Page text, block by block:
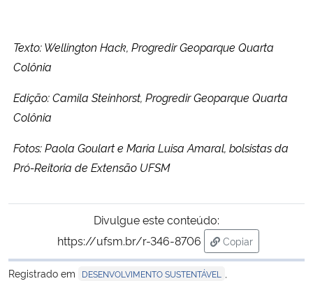
Texto: Wellington Hack, Progredir Geoparque Quarta
Colônia
Edição: Camila Steinhorst, Progredir Geoparque Quarta
Colônia
Fotos: Paola Goulart e Maria Luisa Amaral, bolsistas da
Pró-Reitoria de Extensão UFSM
Divulgue este conteúdo:
https://ufsm.br/r-346-8706
Copiar
para área de
Registrado em
DESENVOLVIMENTO SUSTENTÁVEL